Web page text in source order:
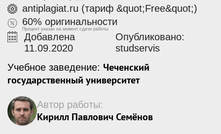
antiplagiat.ru (тариф &quot;Free&quot;)
60% оригинальности
Процент указан на момент сдачи работы
Добавлена
11.09.2020
Опубликовано:
studservis
Учебное заведение: Чеченский
государственный университет
Автор работы:
Кирилл Павлович Семёнов